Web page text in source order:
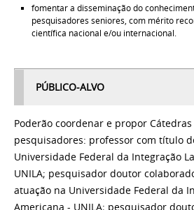
fomentar a disseminação do
pesquisadores seniores, com mérito
científica nacional e/ou internacional.
PÚBLICO-ALVO
Poderão coordenar e propor
pesquisadores: professor com título
Universidade Federal da Integração
UNILA; pesquisador doutor
atuação na Universidade Federal da
Americana - UNILA; pesquisador